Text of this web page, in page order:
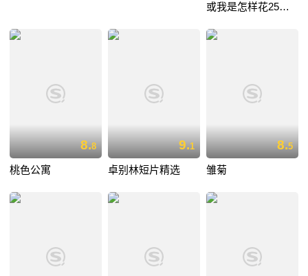
或我是怎样花25小
巴黎
8.8
桃色公寓
9.1
卓别林短片精选
8.5
雏菊